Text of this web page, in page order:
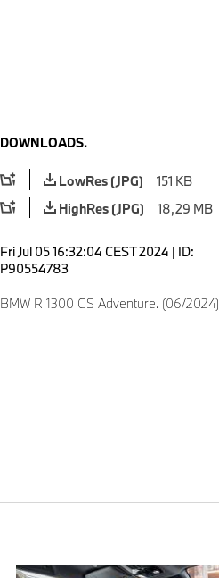
DOWNLOADS.
LowRes (JPG)
151 KB
HighRes (JPG)
18,29 MB
Fri Jul 05 16:32:04 CEST 2024 | ID:
P90554783
BMW R 1300 GS Adventure. (06/2024)